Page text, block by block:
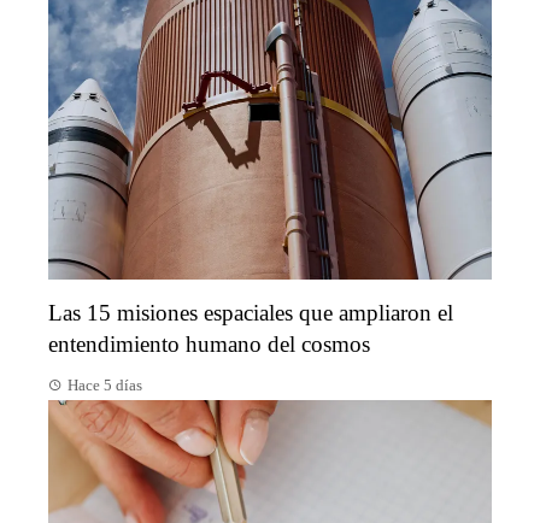
Las 15 misiones espaciales que ampliaron el
entendimiento humano del cosmos
Hace 5 días